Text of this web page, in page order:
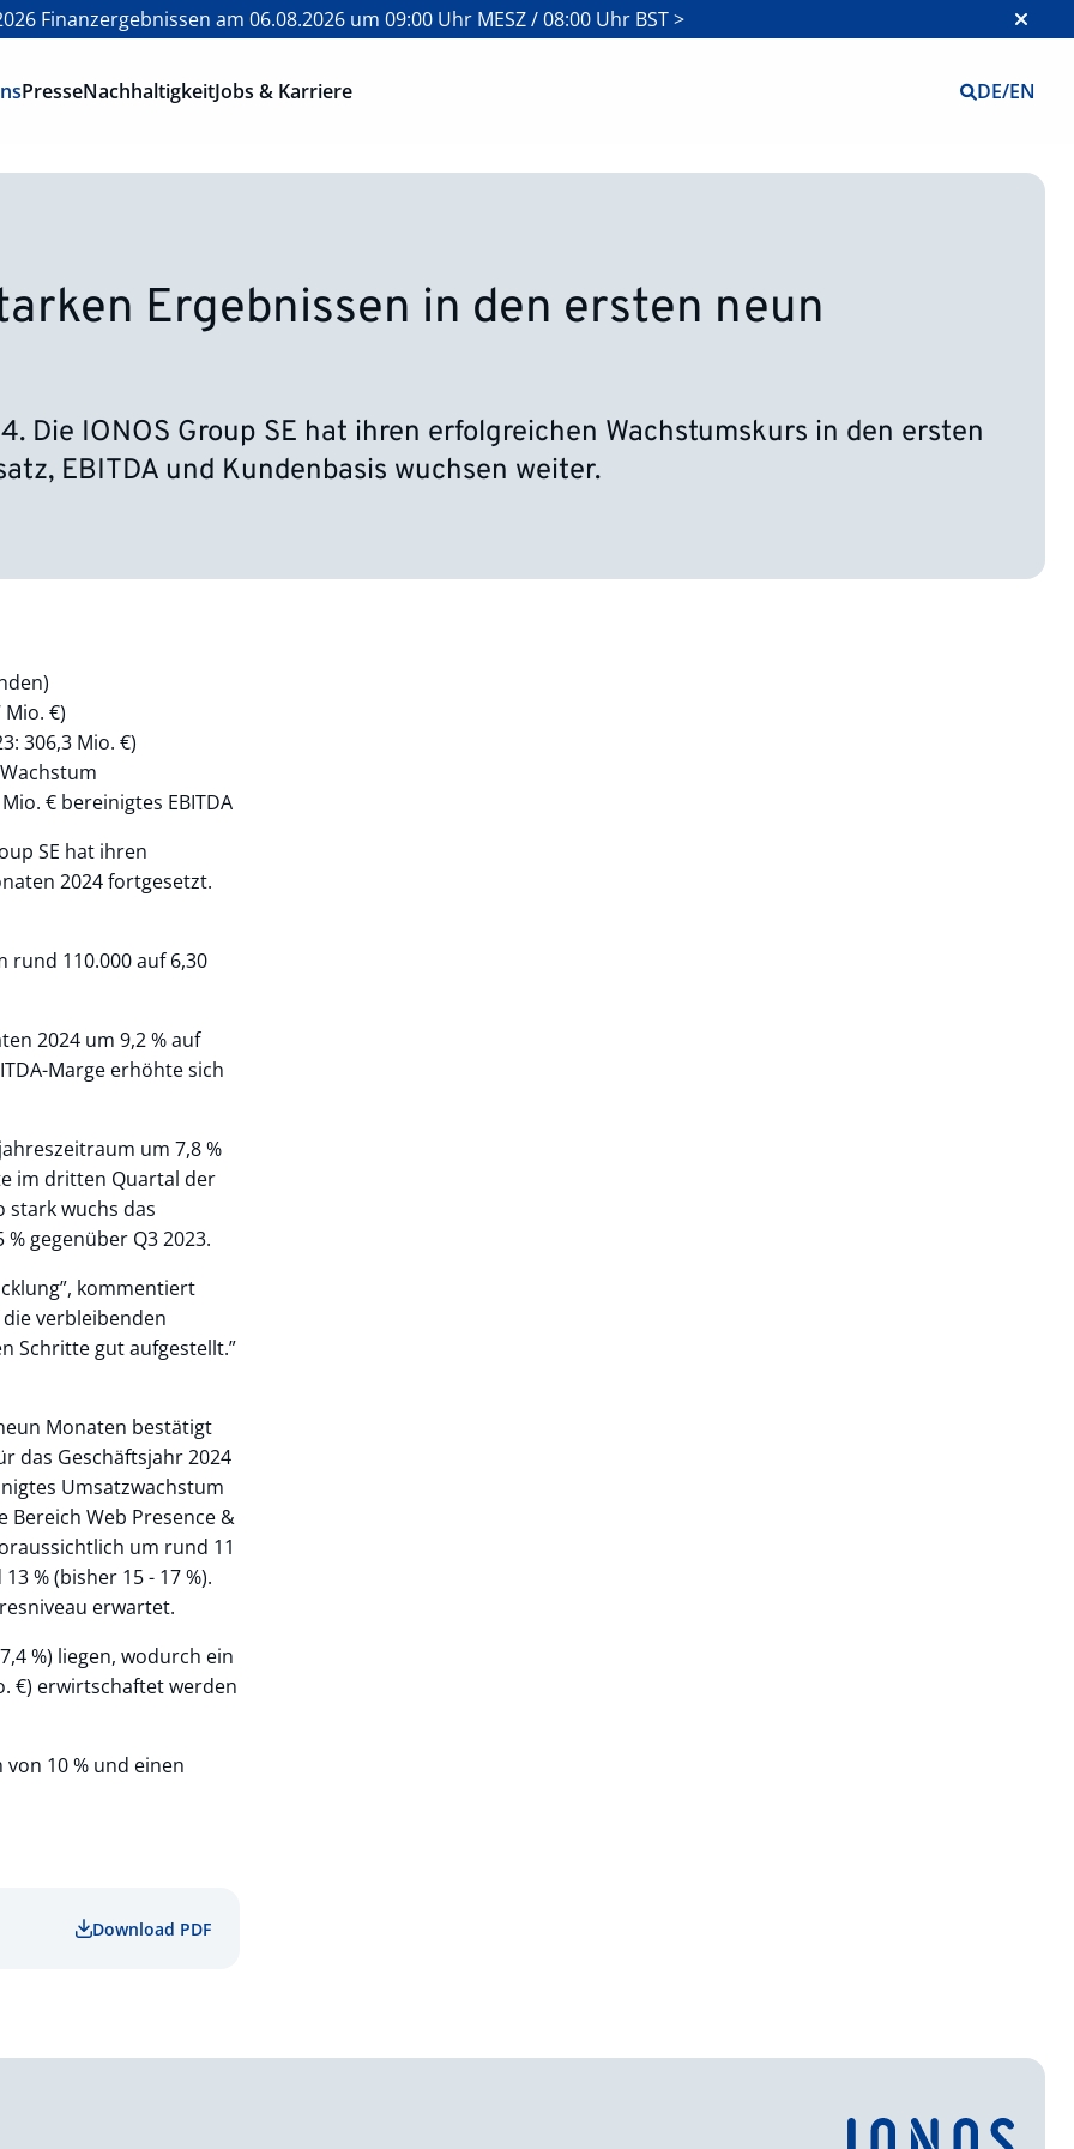
Finanzergebnissen am 06.08.2026 um 09:00 Uhr MESZ / 08:00 Uhr BST >
PresseNachhaltigkeitJobs & Karriere DE/EN
Ergebnissen in den ersten neun
Die IONOS Group SE hat ihren erfolgreichen Wachstumskurs in den ersten
EBITDA und Kundenbasis wuchsen weiter.
Mio. €)
306,3 Mio. €)
€ bereinigtes EBITDA
SE hat ihren
2024 fortgesetzt.
rund 110.000 auf 6,30
2024 um 9,2 % auf
Marge erhöhte sich
um 7,8 %
im dritten Quartal der
stark wuchs das
gegenüber Q3 2023.
kommentiert
die verbleibenden
Schritte gut aufgestellt.”
Monaten bestätigt
das Geschäftsjahr 2024
Umsatzwachstum
Bereich Web Presence &
um rund 11
% (bisher 15 - 17 %).
erwartet.
%) liegen, wodurch ein
€) erwirtschaftet werden
10 % und einen
Download PDF